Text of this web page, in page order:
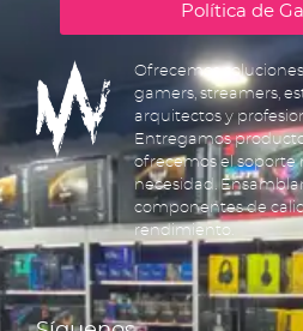
Política de
Ofrecemos
gamers, streamers,
arquitectos y
Entregamos
ofrecemos el soporte
necesidad.
componentes de
rendimiento.